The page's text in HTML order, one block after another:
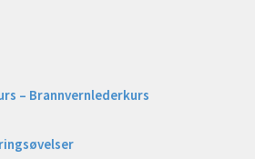
– Brannvernlederkurs